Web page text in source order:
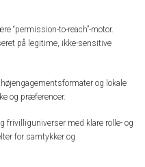
“permission-to-reach”-motor.
på legitime, ikke-sensitive
og lokale
og præferencer.
frivilliguniverser med klare rolle- og
for samtykker og